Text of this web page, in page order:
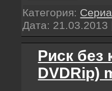
Категория:
Дата: 21.03.2013
Риск без
DVDRip)